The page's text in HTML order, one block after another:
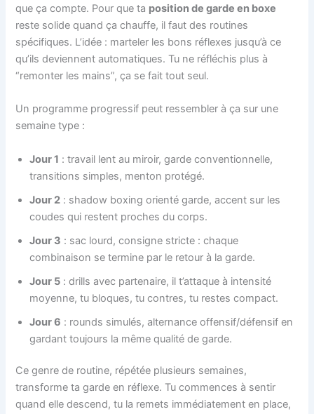
que ça compte. Pour que ta position de garde en boxe
reste solide quand ça chauffe, il faut des routines
spécifiques. L’idée : marteler les bons réflexes jusqu’à ce
qu’ils deviennent automatiques. Tu ne réfléchis plus à
“remonter les mains”, ça se fait tout seul.
Un programme progressif peut ressembler à ça sur une
semaine type :
Jour 1 : travail lent au miroir, garde conventionnelle,
transitions simples, menton protégé.
Jour 2 : shadow boxing orienté garde, accent sur les
coudes qui restent proches du corps.
Jour 3 : sac lourd, consigne stricte : chaque
combinaison se termine par le retour à la garde.
Jour 5 : drills avec partenaire, il t’attaque à intensité
moyenne, tu bloques, tu contres, tu restes compact.
Jour 6 : rounds simulés, alternance offensif/défensif en
gardant toujours la même qualité de garde.
Ce genre de routine, répétée plusieurs semaines,
transforme ta garde en réflexe. Tu commences à sentir
quand elle descend, tu la remets immédiatement en place,